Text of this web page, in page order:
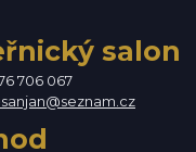
salon
706 067